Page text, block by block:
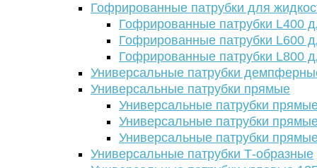
Гофрированные патрубки для
Гофрированные патрубки L400
Гофрированные патрубки L600
Гофрированные патрубки L800
Универсальные патрубки
Универсальные патрубки прямые
Универсальные патрубки
Универсальные патрубки
Универсальные патрубки
Универсальные патрубки Т-образные